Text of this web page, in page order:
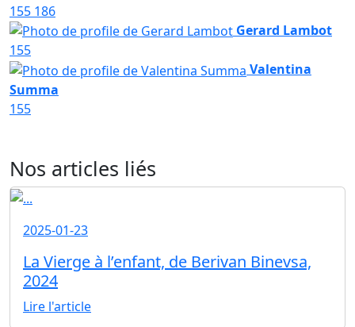
155 186
Gerard Lambot
155
Valentina
Summa
155
Nos articles liés
2025-01-23
La Vierge à l’enfant, de Berivan Binevsa,
2024
Lire l'article